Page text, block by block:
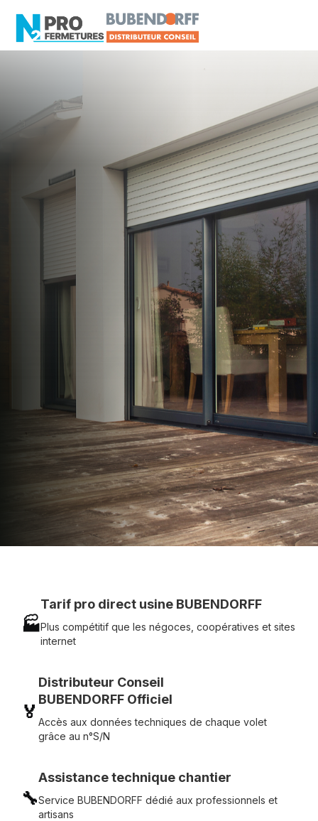
Distributeur Conseil
BUBENDORFF
Vertou
Artisan, Menuisier, TPE ou PME proche de
N2PRO Fermetures est votre référent Distributeur
Conseil BUBENDORFF officiel pour vous
apporter : Tarifs directs usines sans minimum
d'achat - Assistance technique chantier et
service réactif avec simplicité.
07 83 35 69 17
MON DEVIS MOTEUR
Voir tous nos produits
🏭
Tarif pro direct usine BUBENDORFF
Plus compétitif que les négoces, coopératives et sites
internet
🏅
Distributeur Conseil
BUBENDORFF Officiel
Accès aux données techniques de chaque volet
grâce au n°S/N
🔧
Assistance technique chantier
Service BUBENDORFF dédié aux professionnels et
artisans